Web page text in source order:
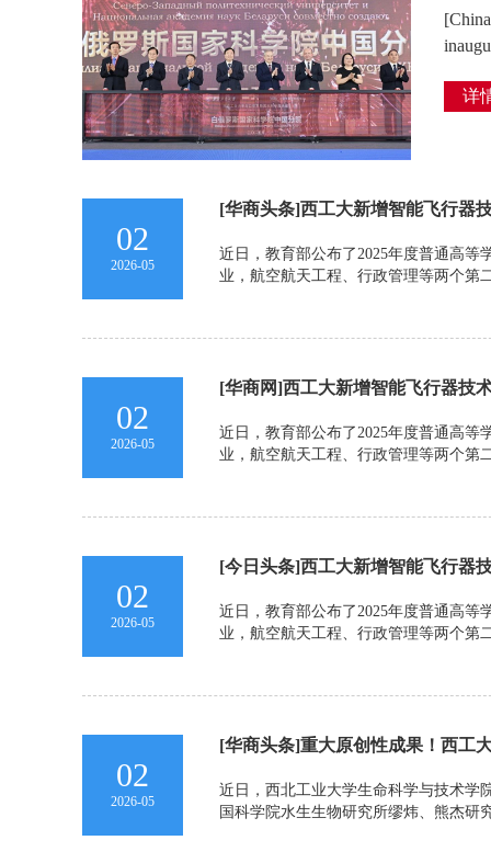
详
02
2026-05
[华商头条]西工大新增智能飞行器
近日，教育部公布了2025年度普通高
业，航空航天工程、行政管理等两个第
02
2026-05
[华商网]西工大新增智能飞行器技
近日，教育部公布了2025年度普通高
业，航空航天工程、行政管理等两个第
02
2026-05
[今日头条]西工大新增智能飞行器
近日，教育部公布了2025年度普通高
业，航空航天工程、行政管理等两个第
02
2026-05
[华商头条]重大原创性成果！西工
近日，西北工业大学生命科学与技术学
国科学院水生生物研究所缪炜、熊杰研